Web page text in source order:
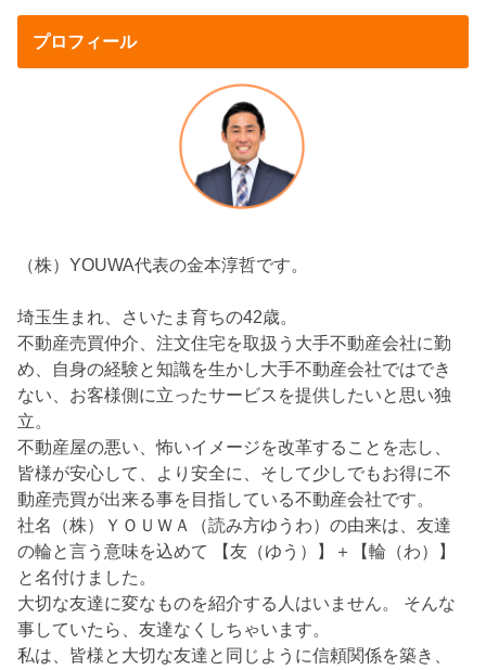
プロフィール
（株）YOUWA代表の金本淳哲です。
埼玉生まれ、さいたま育ちの42歳。
不動産売買仲介、注文住宅を取扱う大手不動産会社に勤
め、自身の経験と知識を生かし大手不動産会社ではでき
ない、お客様側に立ったサービスを提供したいと思い独
立。
不動産屋の悪い、怖いイメージを改革することを志し、
皆様が安心して、より安全に、そして少しでもお得に不
動産売買が出来る事を目指している不動産会社です。
社名（株）ＹＯＵＷＡ（読み方ゆうわ）の由来は、友達
の輪と言う意味を込めて 【友（ゆう）】＋【輪（わ）】
と名付けました。
大切な友達に変なものを紹介する人はいません。 そんな
事していたら、友達なくしちゃいます。
私は、皆様と大切な友達と同じように信頼関係を築き、